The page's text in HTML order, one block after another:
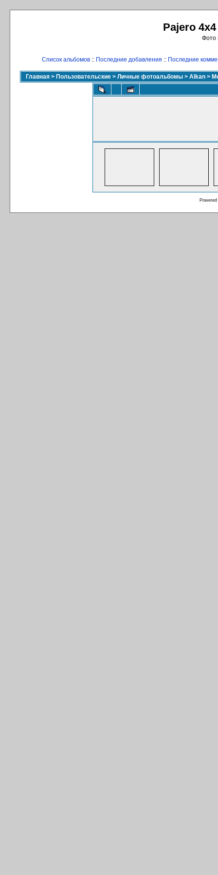
Pajero
Фото
Список альбомов :: Последние добавления :: Последние
Главная > Пользовательские > Личные фотоальбомы > Alkan >